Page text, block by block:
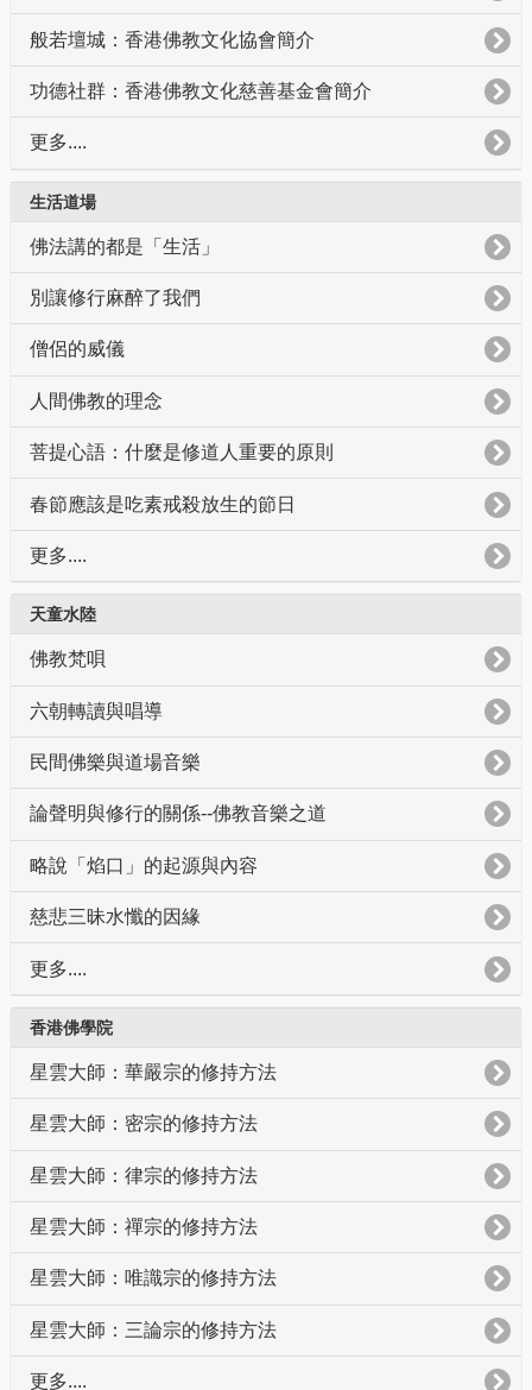
般若壇城：香港佛教文化協會簡介
功德社群：香港佛教文化慈善基金會簡介
更多....
生活道場
佛法講的都是「生活」
別讓修行麻醉了我們
僧侶的威儀
人間佛教的理念
菩提心語：什麼是修道人重要的原則
春節應該是吃素戒殺放生的節日
更多....
天童水陸
佛教梵唄
六朝轉讀與唱導
民間佛樂與道場音樂
論聲明與修行的關係--佛教音樂之道
略說「焰口」的起源與內容
慈悲三昧水懺的因緣
更多....
香港佛學院
星雲大師：華嚴宗的修持方法
星雲大師：密宗的修持方法
星雲大師：律宗的修持方法
星雲大師：禪宗的修持方法
星雲大師：唯識宗的修持方法
星雲大師：三論宗的修持方法
更多....